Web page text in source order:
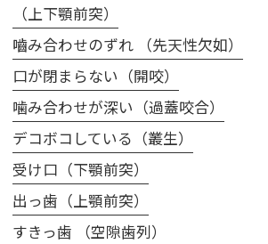
（上下顎前突）
嚙み合わせのずれ （先天性欠如）
口が閉まらない（開咬）
噛み合わせが深い（過蓋咬合）
デコボコしている（叢生）
受け口（下顎前突）
出っ歯（上顎前突）
すきっ歯 （空隙歯列）